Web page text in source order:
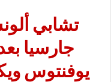
تشابي
جارسيا
يوفنتوس